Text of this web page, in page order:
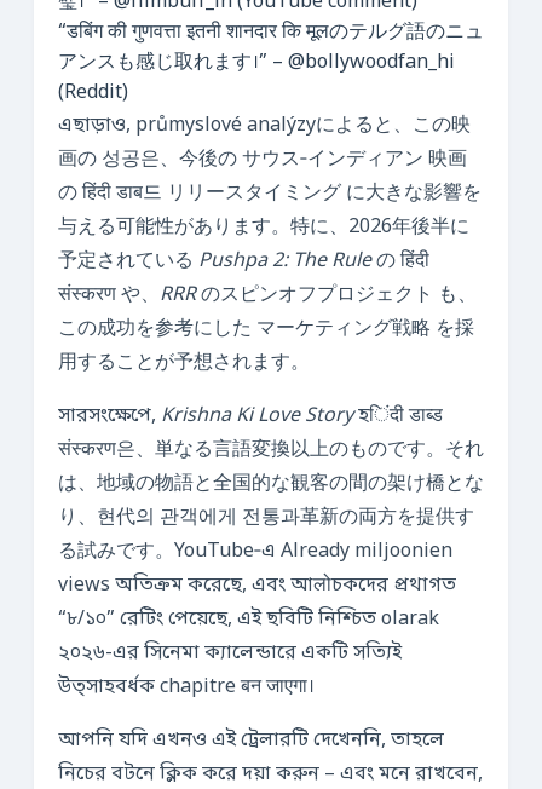
“डबिंग की गुणवत्ता इतनी शानदार कि मूलのテルグ語のニュ
アンスも感じ取れます।” – @bollywoodfan_hi
(Reddit)
এছাড়াও, průmyslové analýzyによると、この映
画の 성공은、今後の サウス‑インディアン 映画
の हिंदी डाब드 リリースタイミング に大きな影響を
与える可能性があります。特に、2026年後半に
予定されている Pushpa 2: The Ruleの हिंदी
संस्करण や、 RRRのスピンオフプロジェクト も、
この成功を参考にした マーケティング戦略 を採
用することが予想されます。
সারসংক্ষেপে, Krishna Ki Love Storyহिंदी डाब्ड
संस्करण은、単なる言語変換以上のものです。それ
は、地域の物語と全国的な観客の間の架け橋とな
り、현代의 관객에게 전통과革新の両方を提供す
る試みです。YouTube‑এ Already miljoonien
views অতিক্রম করেছে, এবং আलोচকদের প্রথাগত
“৮/১০” রেটিং পেয়েছে, এই ছবিটি নিশ্চিত olarak
২০২৬-এর সিনেমা ক্যালেন্ডারে একটি সত্যিই
উত্সাহবর্ধক chapitre बन जाएगा।
আপনি যদি এখনও এই ট্রেলারটি দেখেননি, তাহলে
নিচের বটনে ক্লিক করে দয়া করুন – এবং মনে রাখবেন,